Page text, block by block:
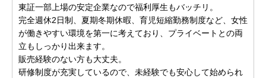
東証一部上場の安定企業なので福利厚生もバッチリ。
完全週休2日制、夏期冬期休暇、育児短縮勤務制度など、女性
が働きやすい環境を第一に考えており、プライベートとの両
立もしっかり出来ます。
販売経験のない方も大丈夫。
研修制度が充実しているので、未経験でも安心して始められ